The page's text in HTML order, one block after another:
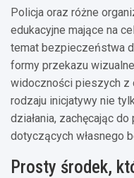
Policja oraz różne
edukacyjne mające na
temat bezpieczeństwa
formy przekazu
widoczności pieszych z
rodzaju inicjatywy nie
działania, zachęcając
dotyczących własnego
Prosty środek,